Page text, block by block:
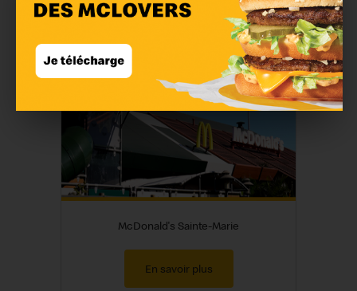
McDonald's Sainte-Marie
En savoir plus